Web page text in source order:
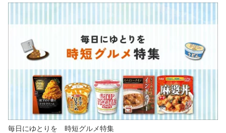
毎日にゆとりを 時短グルメ特集